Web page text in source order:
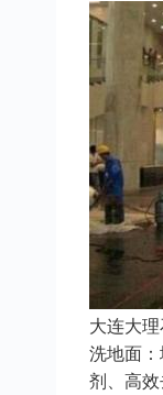
大连大
洗地面
剂、高